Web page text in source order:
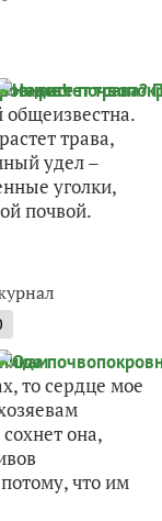
общеизвестна.
трава,
удел –
уголки,
почвой.
то сердце мое
она,
что им